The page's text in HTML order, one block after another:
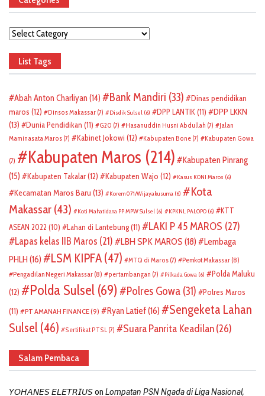
Categories
List Tags
Abah Anton Charliyan (14) Bank Mandiri (33)
Dinas pendidikan
maros (12) Dinsos Makassar (7) Disdik Sulsel (6) DPP LANTIK(11)
DPP LKKN
(13)
Dunia Pendidikan (11) G20 (7) Hasanuddin Husni Abdullah (7)
Jalan
Maminasata Maros (7) Kabinet Jokowi (12) Kabupaten Bone (7) Kabupaten Gowa
(7) Kabupaten Maros (214)
Kabupaten Pinrang
(15)
Kabupaten Takalar(12) Kabupaten Wajo (12) Kasus KONI Maros (6)
Kecamatan Maros Baru (13) Korem 071/Wijayakusuma (6)
Kota
Makassar (43) Koti Mahatidana PP MPW Sulsel (6) KPKNL PALOPO (6)
KTT
ASEAN 2022 (10) Lahan di Lantebung(11) LAKI P 45 MAROS (27)
Lapas kelas IIB Maros (21) LBH SPK MAROS (18)
Lembaga
PHLH (16) LSM KIPFA (47) MTQ di Maros (7) Pemkot Makassar (8)
Pengadilan Negeri Makassar (8) pertambangan (7) Pilkada Gowa (6)
Polda Maluku
(12)
Polda Sulsel (69) Polres Gowa (31)
Polres Maros
(11)
PT AMANAH FINANCE(9) Ryan Latief(16)
Sengeketa Lahan
Sulsel (46) Sertifikat PTSL (7) Suara Panrita Keadilan(26)
Salam Pembaca
𝘠𝘖𝘏𝘈𝘕𝘌𝘚 𝘌𝘓𝘌𝘛𝘙𝘐𝘜𝘚on Lompatan PSN Ngada di Liga Nasional,